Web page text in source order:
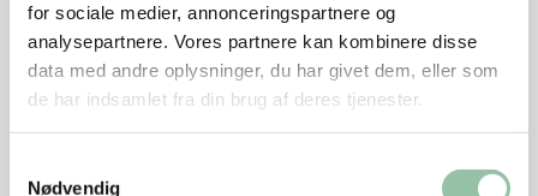
for sociale medier, annonceringspartnere og
analysepartnere. Vores partnere kan kombinere disse
data med andre oplysninger, du har givet dem, eller som
de har indsamlet fra din brug af deres tjenester.
Nødvendig
Pisk den kondenserede mælk sammen med
vaniljekornene – sørg for at kornene har fordelt sig.
Pisk fløden stiv, og vend den forsigtigt i den
Hæld isen i en plastboks, og sæt den i fryseren i